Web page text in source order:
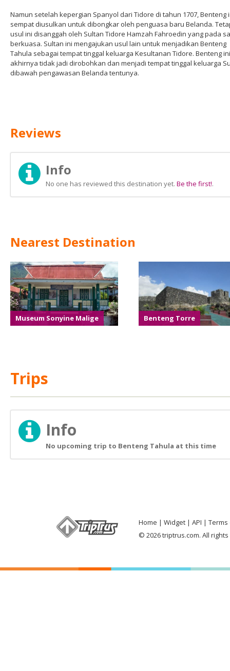
Namun setelah kepergian Spanyol dari Tidore di tahun 1707, Benteng
sempat diusulkan untuk dibongkar oleh penguasa baru Belanda.
usul ini disanggah oleh Sultan Tidore Hamzah Fahroedin yang pada
berkuasa. Sultan ini mengajukan usul lain untuk menjadikan Benteng
Tahula sebagai tempat tinggal keluarga Kesultanan Tidore. Benteng ini
akhirnya tidak jadi dirobohkan dan menjadi tempat tinggal keluarga
dibawah pengawasan Belanda tentunya.
Reviews
Info
No one has reviewed this destination yet. Be the first!.
Nearest Destination
Museum Sonyine Malige Benteng Torre
Trips
Info
No upcoming trip to Benteng Tahula at this time
Home Widget API
Terms
© 2026 triptrus.com. All